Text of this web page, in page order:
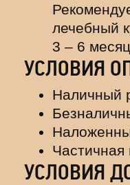
лечебный
3 – 6
УСЛОВИЯ
Наличный
Частичная
УСЛОВИЯ